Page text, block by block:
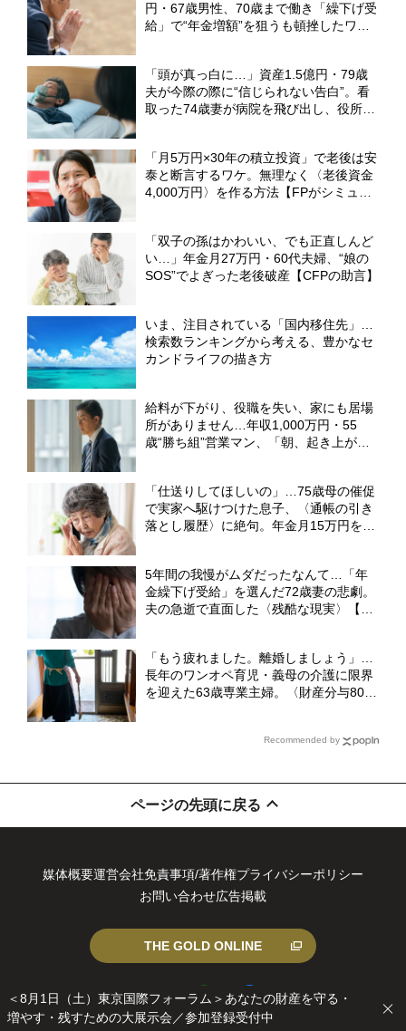
＜8月1日（土）東京国際フォーラム＞あなたの財産を守る・
増やす・残すための大展示会／参加登録受付中
円・67歳男性、70歳まで働き「繰下げ受
給」で“年金増額”を狙うも頓挫したワケ
「頭が真っ白に…」資産1.5億円・79歳
夫が今際の際に“信じられない告白”。看
取った74歳妻が病院を飛び出し、役所に
「月5万円×30年の積立投資」で老後は安
泰と断言するワケ。無理なく〈老後資金
4,000万円〉を作る方法【FPがシミュレ
「双子の孫はかわいい、でも正直しんど
い…」年金月27万円・60代夫婦、“娘の
SOS”でよぎった老後破産【CFPの助言】
いま、注目されている「国内移住先」…
検索数ランキングから考える、豊かなセ
カンドライフの描き方
給料が下がり、役職を失い、家にも居場
所がありません…年収1,000万円・55
歳“勝ち組”営業マン、「朝、起き上がる
「仕送りしてほしいの」…75歳母の催促
で実家へ駆けつけた息子、〈通帳の引き
落とし履歴〉に絶句。年金月15万円を食
5年間の我慢がムダだったなんて…「年
金繰下げ受給」を選んだ72歳妻の悲劇。
夫の急逝で直面した〈残酷な現実〉【社
「もう疲れました。離婚しましょう」…
長年のワンオペ育児・義母の介護に限界
を迎えた63歳専業主婦。〈財産分与800
Recommended by
ページの先頭に戻る
媒体概要運営会社免責事項/著作権プライバシーポリシー
お問い合わせ広告掲載
X YouLINInstFa
THE GOLD ONLINE